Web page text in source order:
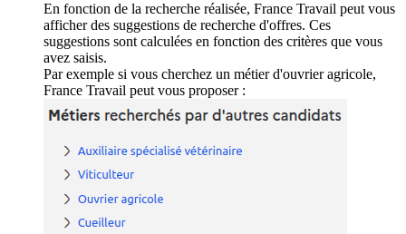
En fonction de la recherche réalisée, France Travail peut vous
afficher des suggestions de recherche d'offres. Ces
suggestions sont calculées en fonction des critères que vous
avez saisis.
Par exemple si vous cherchez un métier d'ouvrier agricole,
France Travail peut vous proposer :